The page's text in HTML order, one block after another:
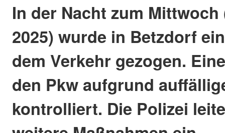
In der Nacht zum Mittwoch
2025) wurde in Betzdorf
dem Verkehr gezogen.
den Pkw aufgrund
kontrolliert. Die Polizei